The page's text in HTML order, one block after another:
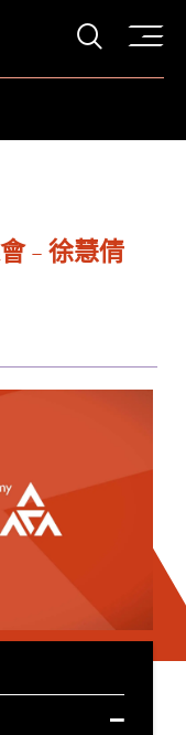
打開
- 徐慧倩